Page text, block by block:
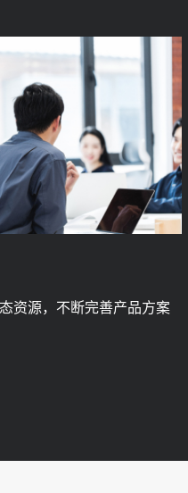
资源，不断完善产品方案